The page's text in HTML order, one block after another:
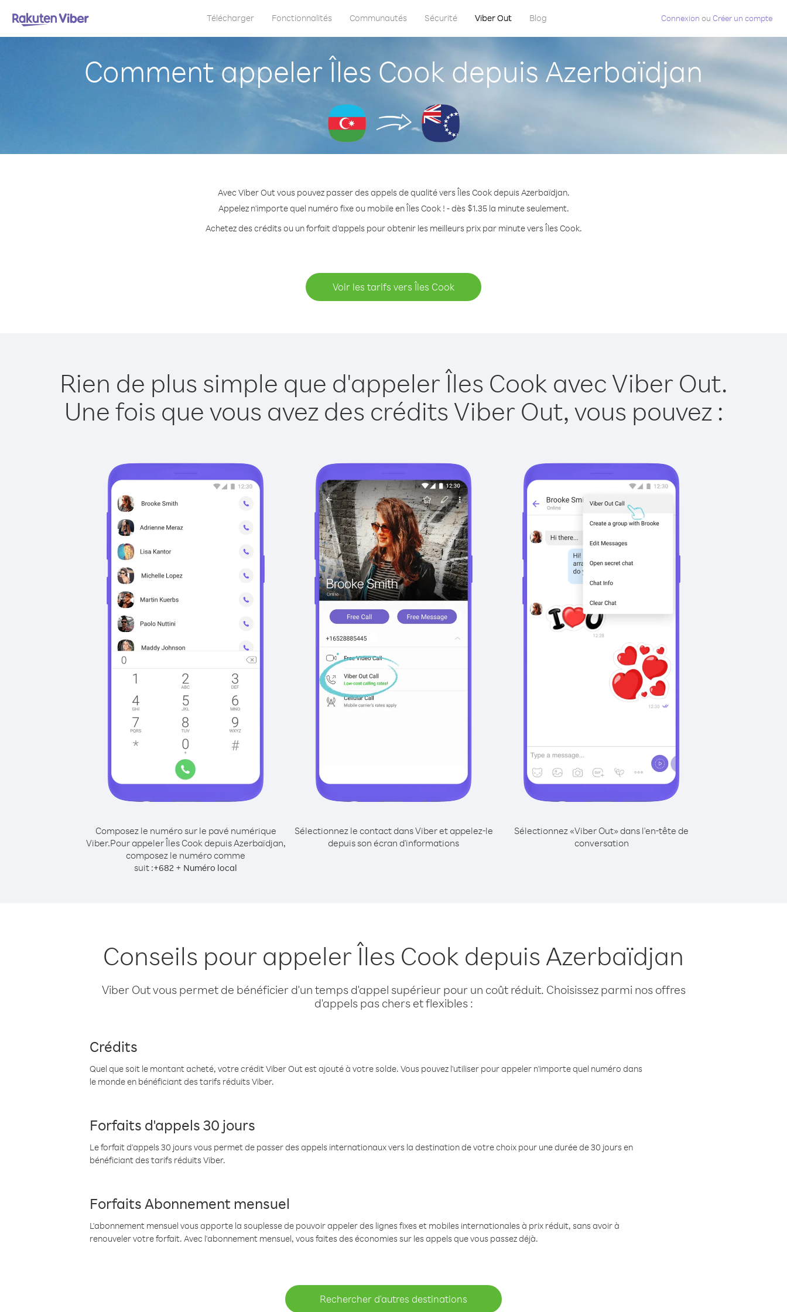
Télécharger Fonctionnalités Communautés Sécurité Viber Out Blog Connexion ou Créer un compte
Comment appeler Îles Cook depuis Azerbaïdjan
Avec Viber Out vous pouvez passer des appels de qualité vers Îles Cook depuis Azerbaïdjan.
Appelez n'importe quel numéro fixe ou mobile en Îles Cook ! - dès $1.35 la minute seulement.
Achetez des crédits ou un forfait d’appels pour obtenir les meilleurs prix par minute vers Îles Cook.
Voir les tarifs vers Îles Cook
Rien de plus simple que d'appeler Îles Cook avec Viber Out.
Une fois que vous avez des crédits Viber Out, vous pouvez :
Composez le numéro sur le pavé numérique
Viber.Pour appeler Îles Cook depuis Azerbaïdjan,
composez le numéro comme
suit :+682 + Numéro local
Sélectionnez le contact dans Viber et appelez-le
depuis son écran d'informations
Sélectionnez «Viber Out» dans l'en-tête de
conversation
Conseils pour appeler Îles Cook depuis Azerbaïdjan
Viber Out vous permet de bénéficier d'un temps d'appel supérieur pour un coût réduit. Choisissez parmi nos offres
d'appels pas chers et flexibles :
Crédits
Quel que soit le montant acheté, votre crédit Viber Out est ajouté à votre solde. Vous pouvez l'utiliser pour appeler n'importe quel numéro dans
le monde en bénéficiant des tarifs réduits Viber.
Forfaits d'appels 30 jours
Le forfait d'appels 30 jours vous permet de passer des appels internationaux vers la destination de votre choix pour une durée de 30 jours en
bénéficiant des tarifs réduits Viber.
Forfaits Abonnement mensuel
L'abonnement mensuel vous apporte la souplesse de pouvoir appeler des lignes fixes et mobiles internationales à prix réduit, sans avoir à
renouveler votre forfait. Avec l'abonnement mensuel, vous faites des économies sur les appels que vous passez déjà.
Rechercher d'autres destinations